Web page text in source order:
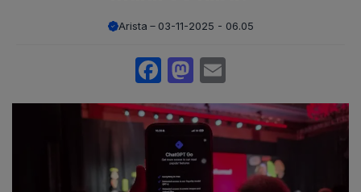
Arista 03-11-2025 - 06.05
Facebook
Mastodon